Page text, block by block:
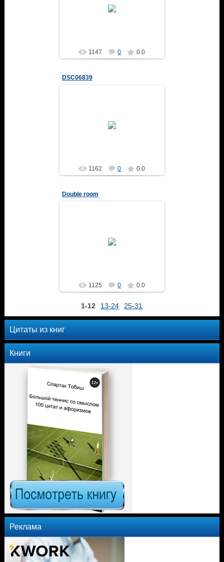
1147 0 0.0
DSC06839
1162 0 0.0
Double room
1125 0 0.0
1-12 13-24 25-31
Цитаты из книг
Книги
Реклама